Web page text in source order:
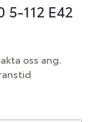
112 E42
oss ang.